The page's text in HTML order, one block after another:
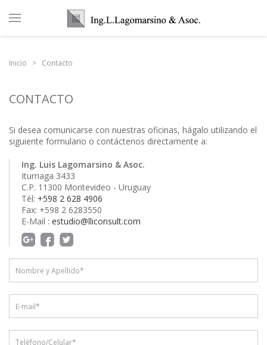
Inicio Contacto
CONTACTO
Si desea comunicarse con nuestras oficinas, hágalo utilizando el
siguiente formulario o contáctenos directamente a:
Ing. Luis Lagomarsino & Asoc.
Iturriaga 3433
C.P. 11300 Montevideo - Uruguay
Tél: +598 2 628 4906
Fax: +598 2 6283550
E-Mail : estudio@lliconsult.com